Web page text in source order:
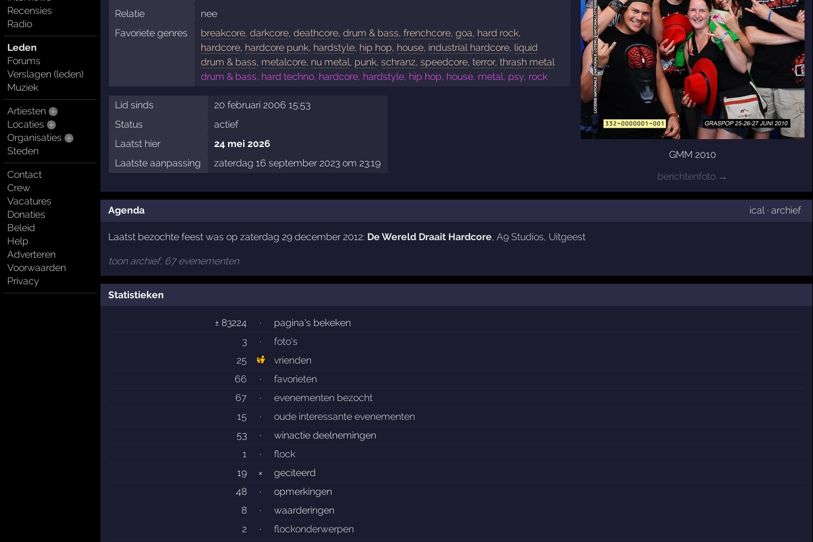
Recensies
Radio
Leden
Forums
Verslagen (leden)
Muziek
Artiesten
Locaties
Organisaties
Steden
Contact
Crew
Vacatures
Donaties
Beleid
Help
Adverteren
Voorwaarden
Privacy
GMM 2010
berichtenfoto →
Relatie
nee
Favoriete genres
breakcore,darkcore,deathcore,drum & bass,frenchcore,goa, hard rock,
hardcore, hardcore punk, hardstyle, hip hop, house, industrial hardcore, liquid
drum & bass, metalcore, nu metal, punk,schranz,speedcore,terror,thrash metal
drum & bass, hard techno, hardcore, hardstyle, hip hop, house, metal, psy, rock
Lid sinds
20 februari 2006 15:53
Status
actief
Laatst hier
24 mei 2026
Laatste aanpassing
zaterdag 16 september 2023 om 23:19
Agenda ical· archief
Laatst bezochte feest was op zaterdag 29 december 2012: De Wereld Draait Hardcore, A9 Studios, Uitgeest
toon archief, 67 evenementen
Statistieken
± 83224 ·
pagina's bekeken
3
·
foto's
25
vrienden
66
·
favorieten
67
·
evenementen bezocht
15
·
oude interessante evenementen
53
·
winactie deelnemingen
1
·
flock
19
×
geciteerd
48
·
opmerkingen
8
·
waarderingen
2
·
flockonderwerpen